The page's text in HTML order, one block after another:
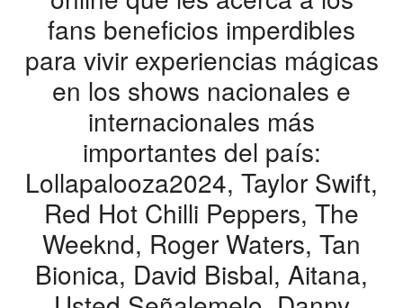
fans beneficios imperdibles
para vivir experiencias mágicas
en los shows nacionales e
internacionales más
importantes del país:
Lollapalooza2024, Taylor Swift,
Red Hot Chilli Peppers, The
Weeknd, Roger Waters, Tan
Bionica, David Bisbal, Aitana,